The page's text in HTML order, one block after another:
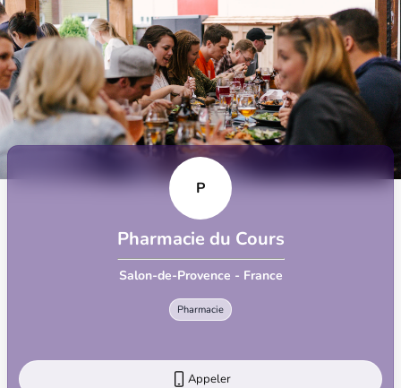
P
Pharmacie du Cours
Salon-de-Provence - France
Pharmacie
Appeler